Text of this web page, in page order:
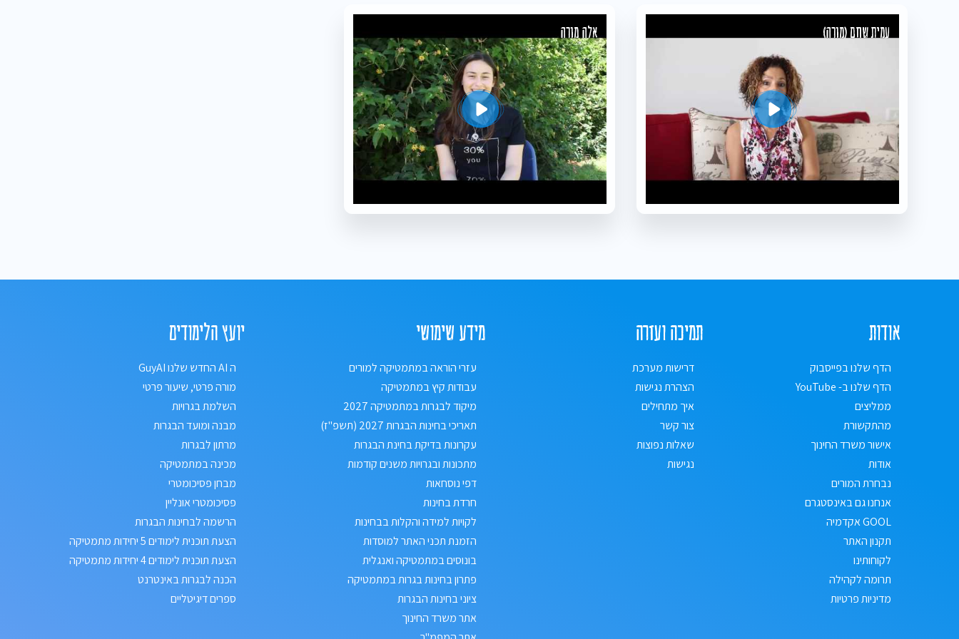
עמית שחם (מורה) אלה מורה
אודות
הדף שלנו בפייסבוק
הדף שלנו ב- YouTube
ממליצים
מהתקשורת
אישור משרד החינוך
אודות
נבחרת המורים
אנחנו גם באינסטגרם
GOOL אקדמיה
תקנון האתר
לקוחותינו
תרומה לקהילה
מדיניות פרטיות
תמיכה ועזרה
דרישות מערכת
הצהרת נגישות
איך מתחילים
צור קשר
שאלות נפוצות
נגישות
מידע שימושי
עזרי הוראה במתמטיקה למורים
עבודות קיץ במתמטיקה
מיקוד לבגרות במתמטיקה 2027
תאריכי בחינות הבגרות 2027 (תשפ"ז)
עקרונות בדיקת בחינת הבגרות
מתכונות ובגרויות משנים קודמות
דפי נוסחאות
חרדת בחינות
לקויות למידה והקלות בבחינות
הזמנת תכני האתר למוסדות
בונוסים במתמטיקה ואנגלית
פתרון בחינות בגרות במתמטיקה
ציוני בחינות הבגרות
אתר משרד החינוך
יועץ הלימודים
ה AI החדש שלנו GuyAI
מורה פרטי, שיעור פרטי
השלמת בגרויות
מבנה ומועד הבגרות
מרתון לבגרות
מכינה במתמטיקה
מבחן פסיכומטרי
פסיכומטרי אונליין
הרשמה לבחינות הבגרות
הצעת תוכנית לימודים 5 יחידות מתמטיקה
הצעת תוכנית לימודים 4 יחידות מתמטיקה
הכנה לבגרות באינטרנט
ספרים דיגיטליים